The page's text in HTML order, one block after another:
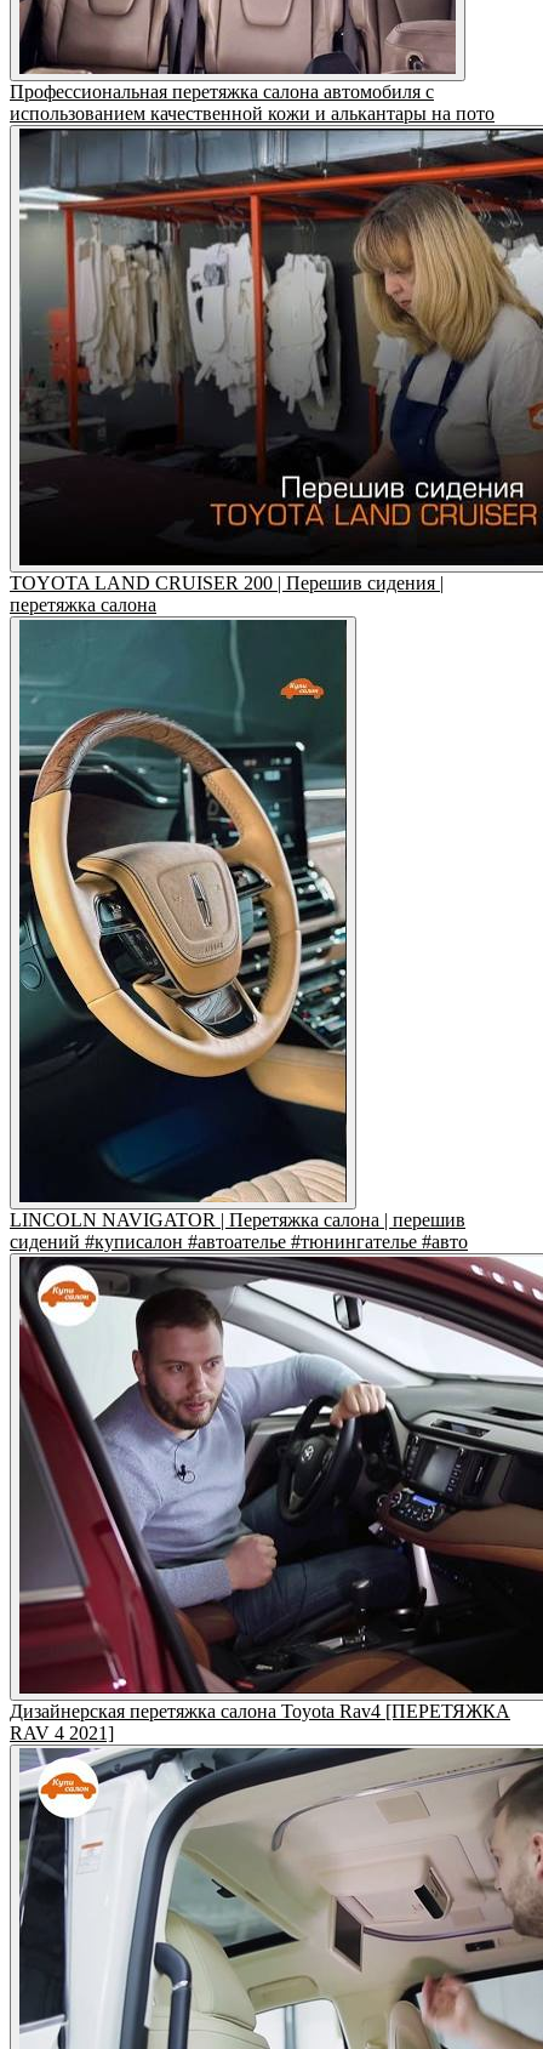
Профессиональная перетяжка салона автомобиля с
использованием качественной кожи и алькантары на пото
TOYOTA LAND CRUISER 200 | Перешив сидения |
перетяжка салона
LINCOLN NAVIGATOR | Перетяжка салона | перешив
сидений #куписалон #автоателье #тюнингателье #авто
Дизайнерская перетяжка салона Toyota Rav4 [ПЕРЕТЯЖКА
RAV 4 2021]